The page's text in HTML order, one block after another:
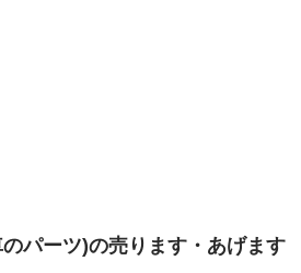
パーツ)の売ります・あげます